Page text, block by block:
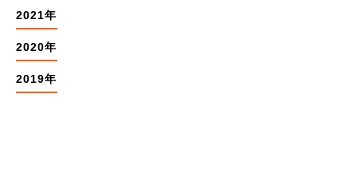
2021年
2020年
2019年